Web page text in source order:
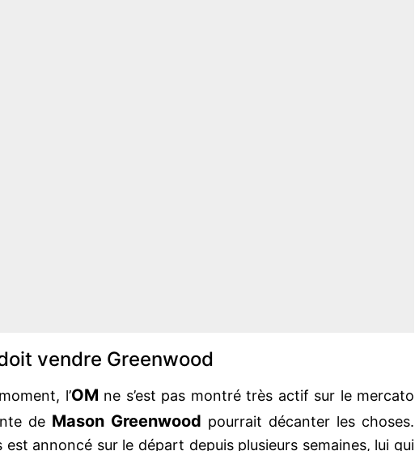
doit vendre Greenwood
l’OM ne s’est pas montré très actif sur le mercato
de Mason Greenwood pourrait décanter les choses.
est annoncé sur le départ depuis plusieurs semaines, lui qui